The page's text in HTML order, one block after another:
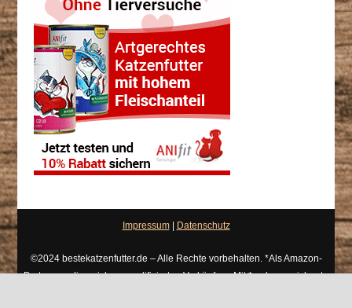
Impressum| Datenschutz
©2024 bestekatzenfutter.de – Alle Rechte vorbehalten. *Als Amazon-
Partner verdiene ich an qualifizierten Verkäufen. Mit * gekennzeichnete